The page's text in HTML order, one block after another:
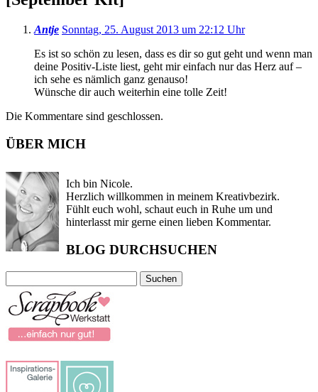
Antje Sonntag, 25. August 2013 um 22:12 Uhr
Es ist so schön zu lesen, dass es dir so gut geht und wenn man
deine Positiv-Liste liest, geht mir einfach nur das Herz auf –
ich sehe es nämlich ganz genauso!
Wünsche dir auch weiterhin eine tolle Zeit!
Die Kommentare sind geschlossen.
ÜBER MICH
Ich bin Nicole.
Herzlich willkommen in meinem Kreativbezirk.
Fühlt euch wohl, schaut euch in Ruhe um und
hinterlasst mir gerne einen lieben Kommentar.
BLOG DURCHSUCHEN
nach: